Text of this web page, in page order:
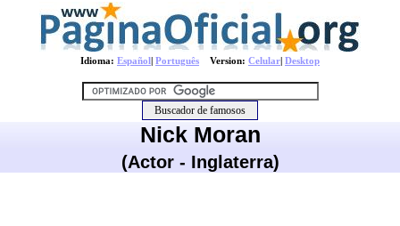
Idioma: Español| Português Version: Celular| Desktop
Nick Moran
(Actor - Inglaterra)